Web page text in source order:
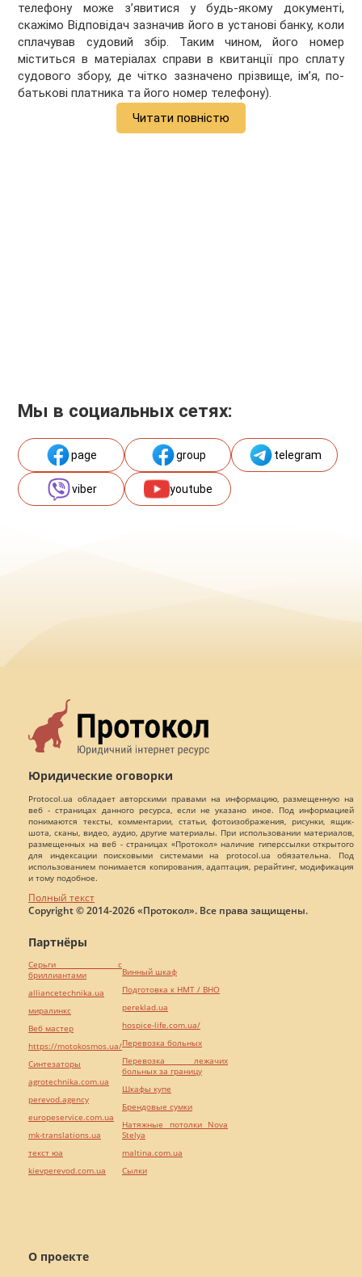
телефону може з’явитися у будь-якому документі,
скажімо Відповідач зазначив його в установі банку, коли
сплачував судовий збір. Таким чином, його номер
міститься в матеріалах справи в квитанції про сплату
судового збору, де чітко зазначено прізвище, ім’я, по-
батькові платника та його номер телефону).
Читати повністю
Мы в социальных сетях:
page group telegram
viber youtube
Юридические оговорки
Protocol.ua обладает авторскими правами на информацию, размещенную на
веб - страницах данного ресурса, если не указано иное. Под информацией
понимаются тексты, комментарии, статьи, фотоизображения, рисунки, ящик-
шота, сканы, видео, аудио, другие материалы. При использовании материалов,
размещенных на веб - страницах «Протокол» наличие гиперссылки открытого
для индексации поисковыми системами на protocol.ua обязательна. Под
использованием понимается копирования, адаптация, рерайтинг, модификация
и тому подобное.
Полный текст
Copyright © 2014-2026 «Протокол». Все права защищены.
О проекте
Партнёры
Серьги с
бриллиантами
alliancetechnika.ua
миралинкс
Веб мастер
https://motokosmos.ua/
Синтезаторы
agrotechnika.com.ua
perevod.agency
europeservice.com.ua
mk-translations.ua
текст юа
kievperevod.com.ua
Винный шкаф
Подготовка к НМТ / ВНО
pereklad.ua
hospice-life.com.ua/
Перевозка больных
Перевозка лежачих
больных за границу
Шкафы купе
Брендовые сумки
Натяжные потолки Nova
Stelya
maltina.com.ua
Cылки